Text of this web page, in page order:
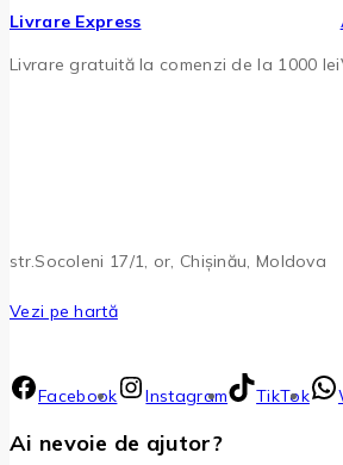
Livrare Express
Livrare gratuită la comenzi de la 1000 lei
str.Socoleni 17/1, or, Chișinău, Moldova
Vezi pe hartă
Facebook Instagram TikTok
Ai nevoie de ajutor?